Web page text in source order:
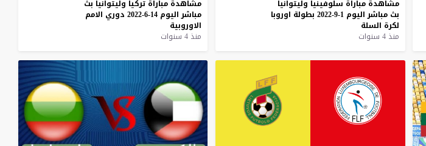
مشاهدة مباراة سلوفينيا وليتوانيا
بث مباشر اليوم 1-9-2022 بطولة اوروبا
لكرة السلة
منذ 4 سنوات
مشاهدة مباراة تركيا وليتوانيا بث
مباشر اليوم 14-6-2022 دوري الامم
الاوروبية
منذ 4 سنوات